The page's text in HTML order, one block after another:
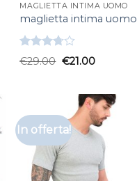
MAGLIETTA INTIMA UOMO
maglietta intima uomo
Valutato
3.67 su
€29.00 €21.00
In offerta!